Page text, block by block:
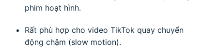
phim hoạt hình.
Rất phù hợp cho video TikTok quay chuyển
động chậm (slow motion).